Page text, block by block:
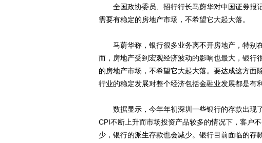
全国政协委员、招行行长马蔚华对中国证券报
需要有稳定的房地产市场，不希望它大起大落。
马蔚华称，银行很多业务离不开房地产，特别
而，房地产受到宏观经济波动的影响也最大，银行
的房地产市场，不希望它大起大落。要达成这方
行业的稳定发展对整个经济包括金融业发展都是有利
数据显示，今年年初深圳一些银行的存款出现
CPI不断上升而市场投资产品较多的情况下，客户
少，银行的派生存款也会减少。银行目前面临的